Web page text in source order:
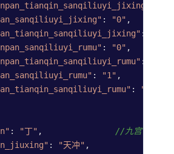
: "0" ,
:
: "0" ,
:
: "1" ,
:
"0"
: "丁" , //九宫宫盘6信
: "天冲" ,